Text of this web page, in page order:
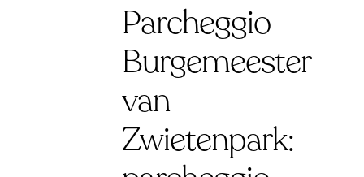
Parcheggio
Burgemeester
van
Zwietenpark: